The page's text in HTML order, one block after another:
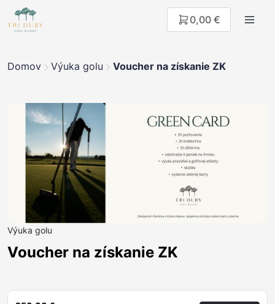
0,00 €
Domov Výuka golu Voucher na získanie ZK
Výuka golu
Voucher na získanie ZK